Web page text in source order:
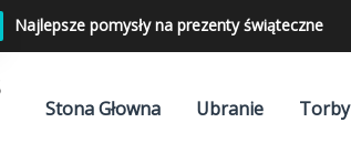
Najlepsze pomysły na prezenty świąteczne
Stona Głowna Ubranie Torby